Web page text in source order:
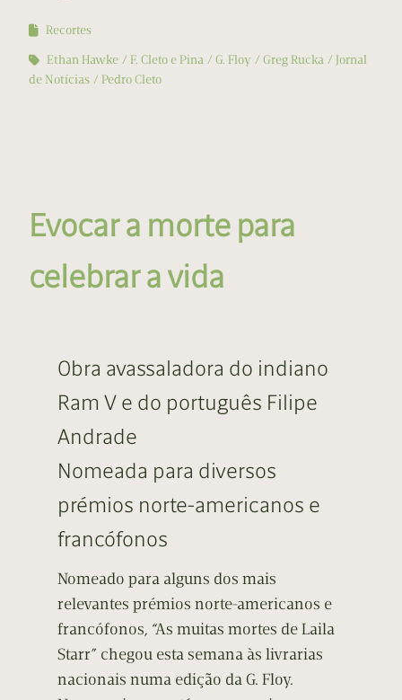
Recortes
Ethan Hawke
F. Cleto e Pina G. Floy Greg Rucka
Jornal
de Notícias
Pedro Cleto
Evocar a morte para
celebrar a vida
Obra avassaladora do indiano
Ram V e do português Filipe
Andrade
Nomeada para diversos
prémios norte-americanos e
francófonos
Nomeado para alguns dos mais
relevantes prémios norte-americanos e
francófonos, “As muitas mortes de Laila
Starr” chegou esta semana às livrarias
nacionais numa edição da G. Floy.